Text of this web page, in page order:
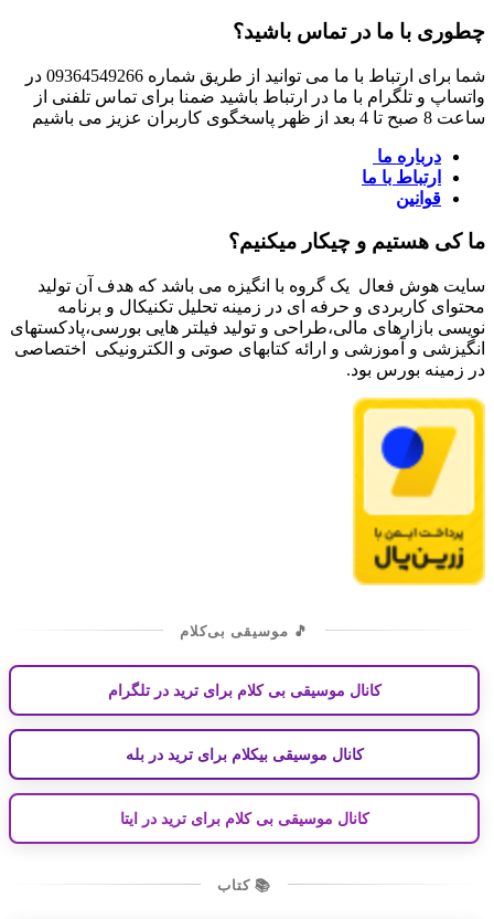
چطوری با ما در تماس باشید؟
شما برای ارتباط با ما می توانید از طریق شماره 09364549266 در
واتساپ و تلگرام با ما در ارتباط باشید ضمنا برای تماس تلفنی از
ساعت 8 صبح تا 4 بعد از ظهر پاسخگوی کاربران عزیز می باشیم
درباره ما
ارتباط با ما
قوانین
ما کی هستیم و چیکار میکنیم؟
سایت هوش فعال یک گروه با انگیزه می باشد که هدف آن تولید
محتوای کاربردی و حرفه ای در زمینه تحلیل تکنیکال و برنامه
نویسی بازارهای مالی،طراحی و تولید فیلتر هایی بورسی،پادکستهای
انگیزشی و آموزشی و ارائه کتابهای صوتی و الکترونیکی اختصاصی
در زمینه بورس بود.
🎵 موسیقی بی‌کلام
کانال موسیقی بی کلام برای ترید در تلگرام
کانال موسیقی بیکلام برای ترید در بله
کانال موسیقی بی کلام برای ترید در ایتا
📚 کتاب